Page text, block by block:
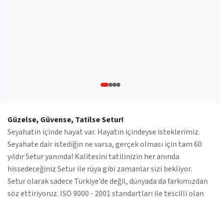
Güzelse, Güvense, Tatilse Setur!
Seyahatin içinde hayat var. Hayatın içindeyse isteklerimiz.
Seyahate dair istediğin ne varsa, gerçek olması için tam 60
yıldır Setur yanında! Kalitesini tatilinizin her anında
hissedeceğiniz Setur ile rüya gibi zamanlar sizi bekliyor.
Setur olarak sadece Türkiye’de değil, dünyada da farkımızdan
söz ettiriyoruz. ISO 9000 - 2001 standartları ile tescilli olan